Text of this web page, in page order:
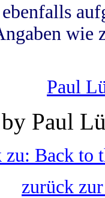
wie
Paul
Paul
zu: Back to
zurück